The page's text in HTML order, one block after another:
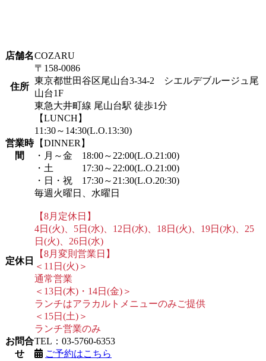
店舗名COZARU
住所
〒158-0086
東京都世田谷区尾山台3-34-2 シエルデブルージュ尾
山台1F
東急大井町線 尾山台駅 徒歩1分
営業時
間
【LUNCH】
11:30～14:30(L.O.13:30)
【DINNER】
・月～金 18:00～22:00(L.O.21:00)
・土 17:30～22:00(L.O.21:00)
・日・祝 17:30～21:30(L.O.20:30)
定休日
毎週火曜日、水曜日
【8月定休日】
4日(火)、5日(水)、12日(水)、18日(火)、19日(水)、25
日(火)、26日(水)
【8月変則営業日】
＜11日(火)＞
通常営業
＜13日(木)・14日(金)＞
ランチはアラカルトメニューのみご提供
＜15日(土)＞
ランチ営業のみ
お問合
せ
TEL：03-5760-6353
ご予約はこちら